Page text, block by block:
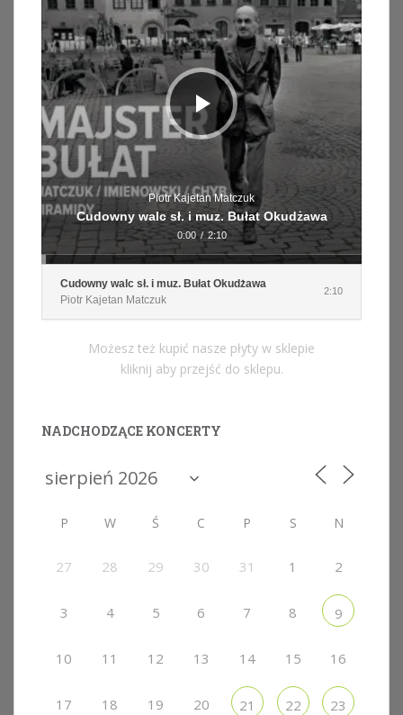
Piotr Kajetan Matczuk
Cudowny walc sł. i muz. Bułat Okudżawa
0:00 / 2:10
Cudowny walc sł. i muz. Bułat Okudżawa
Piotr Kajetan Matczuk
2:10
Możesz też kupić nasze płyty w sklepie
kliknij aby przejść do sklepu.
NADCHODZĄCE KONCERTY
P W Ś C P S N
27 28 29 30 31 1 2
3 4 5 6 7 8 9
10 11 12 13 14 15 16
17 18 19 20 21 22 23